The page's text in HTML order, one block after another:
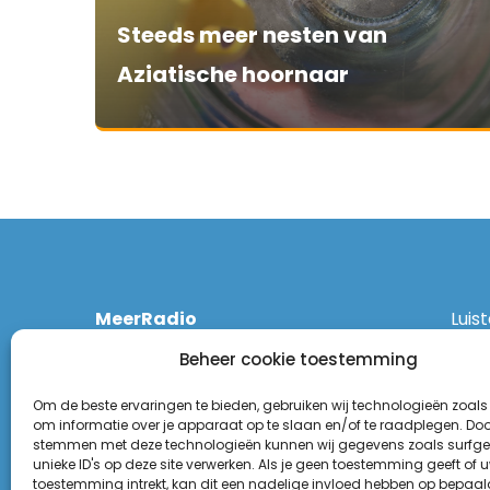
Beheer cookie toestemming
Om de beste ervaringen te bieden, gebruiken wij technologieën
om informatie over je apparaat op te slaan en/of te raadplegen.
stemmen met deze technologieën kunnen wij gegevens zoals
unieke ID's op deze site verwerken. Als je geen toestemming geeft of
toestemming intrekt, kan dit een nadelige invloed hebben op
Steeds meer nesten van
Aziatische hoornaar
MeerRadio
2131 CT Hoofddorp
(023) 55 55 900
Disclaimer